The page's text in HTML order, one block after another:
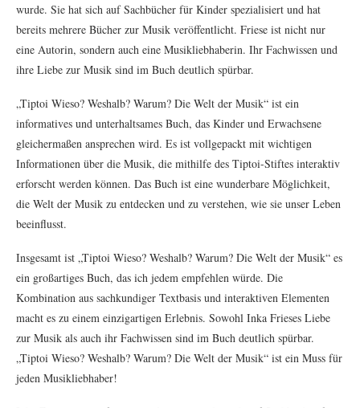
wurde. Sie hat sich auf Sachbücher für Kinder spezialisiert und hat
bereits mehrere Bücher zur Musik veröffentlicht. Friese ist nicht nur
eine Autorin, sondern auch eine Musikliebhaberin. Ihr Fachwissen und
ihre Liebe zur Musik sind im Buch deutlich spürbar.
„Tiptoi Wieso? Weshalb? Warum? Die Welt der Musik“ ist ein
informatives und unterhaltsames Buch, das Kinder und Erwachsene
gleichermaßen ansprechen wird. Es ist vollgepackt mit wichtigen
Informationen über die Musik, die mithilfe des Tiptoi-Stiftes interaktiv
erforscht werden können. Das Buch ist eine wunderbare Möglichkeit,
die Welt der Musik zu entdecken und zu verstehen, wie sie unser Leben
beeinflusst.
Insgesamt ist „Tiptoi Wieso? Weshalb? Warum? Die Welt der Musik“ es
ein großartiges Buch, das ich jedem empfehlen würde. Die
Kombination aus sachkundiger Textbasis und interaktiven Elementen
macht es zu einem einzigartigen Erlebnis. Sowohl Inka Frieses Liebe
zur Musik als auch ihr Fachwissen sind im Buch deutlich spürbar.
„Tiptoi Wieso? Weshalb? Warum? Die Welt der Musik“ ist ein Muss für
jeden Musikliebhaber!